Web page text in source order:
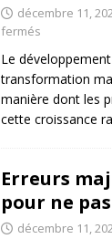
décembre 11,
fermés
Le
transformation
manière dont les
cette croissance
Erreurs
pour ne
décembre 11,